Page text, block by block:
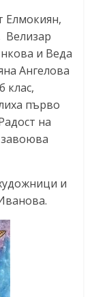
Елмокиян,
Велизар
и Веда
Ангелова
клас,
първо
на
завоюва
и